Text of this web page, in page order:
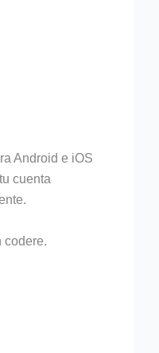
Android e iOS
cuenta
codere.